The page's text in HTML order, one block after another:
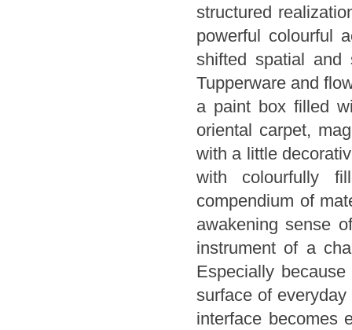
structured
powerful colourful
shifted spatial and
Tupperware and
a paint box filled
oriental carpet,
with a little
with colourfully
compendium of
awakening sense
instrument of a
Especially
surface of
interface becomes